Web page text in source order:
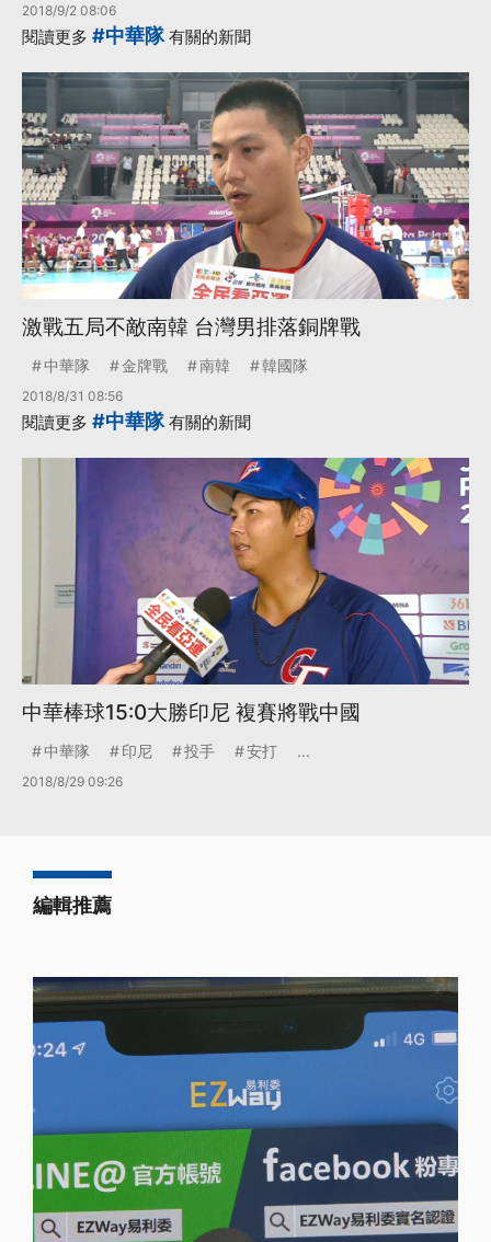
2018/9/2 08:06
閱讀更多 #中華隊有關的新聞
激戰五局不敵南韓 台灣男排落銅牌戰
中華隊 金牌戰 南韓 韓國隊
2018/8/31 08:56
閱讀更多 #中華隊有關的新聞
中華棒球15:0大勝印尼 複賽將戰中國
中華隊 印尼 投手 安打 ...
2018/8/29 09:26
編輯推薦